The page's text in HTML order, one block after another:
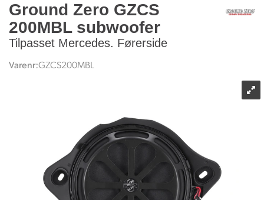
Ground Zero GZCS
200MBL subwoofer
Tilpasset Mercedes. Førerside
Varenr:GZCS200MBL